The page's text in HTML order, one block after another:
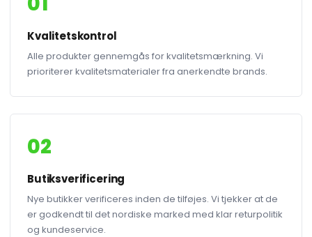
Kvalitetskontrol
Alle produkter gennemgås for kvalitetsmærkning. Vi
prioriterer kvalitetsmaterialer fra anerkendte brands.
02
Butiksverificering
Nye butikker verificeres inden de tilføjes. Vi tjekker at de
er godkendt til det nordiske marked med klar returpolitik
og kundeservice.